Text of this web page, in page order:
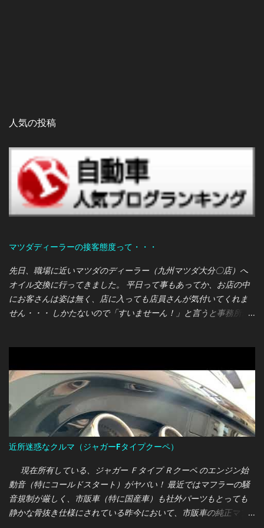
人気の投稿
マツダディーラーの接客態度って・・・
先日、職場に近いマツダのディーラー（九州マツダ大分〇店）へ
オイル交換に行ってきました。 平日って事もあってか、お店の中
にお客さんは姿は無く、店に入っても店員さんが気付いてくれま
せん・・・ しかたないので「すいませーん！」と言うと事務所か
か？ 営業マン：ちょうど今マツダは各種パックプランを見直して
いる最中なので、現在は取り扱っていません。 オレ：そうです
か・・・では、通常の価格で交換をお願いします。 営業マン：わ
かりました。では今回は〇000円で交換させていただきます。 ま
ぁ、ここまではフツー？のやり取りだったのですが、作業を待っ
ている時間の店員の態度に驚かされました・・・
近所迷惑なクルマ（ジャガーFタイプクーペ）
現在所有している、ジャガー Ｆタイプ Ｒクーペ のエンジン始
動音（特にコールドスタート）がヤバい！ 最近ではマフラーの騒
音規制が厳しく、市販車（特に国産車）も社外パーツもとっても
静かな骨抜き仕様にされている昨今において、市販車の純正マフ